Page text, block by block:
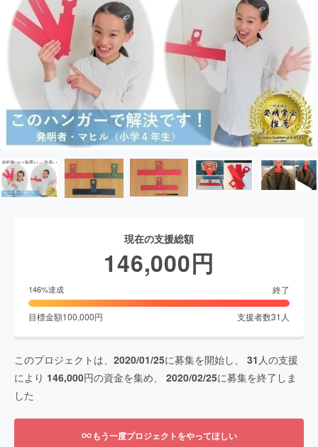
現在の支援総額
146,000円
146%達成 終了
目標金額100,000円 支援者数31 人
このプロジェクトは、 2020/01/25に募集を開始し、 31 人の支援
により 146,000円の資金を集め、 2020/02/25に募集を終了しま
した
もう一度プロジェクトをやってほしい